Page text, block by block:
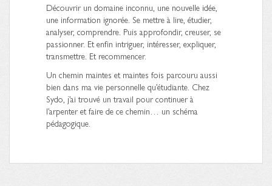
Découvrir un domaine inconnu, une nouvelle idée,
une information ignorée. Se mettre à lire, étudier,
analyser, comprendre. Puis approfondir, creuser, se
passionner. Et enfin intriguer, intéresser, expliquer,
transmettre. Et recommencer.
Un chemin maintes et maintes fois parcouru aussi
bien dans ma vie personnelle qu’étudiante. Chez
Sydo, j’ai trouvé un travail pour continuer à
l’arpenter et faire de ce chemin… un schéma
pédagogique.